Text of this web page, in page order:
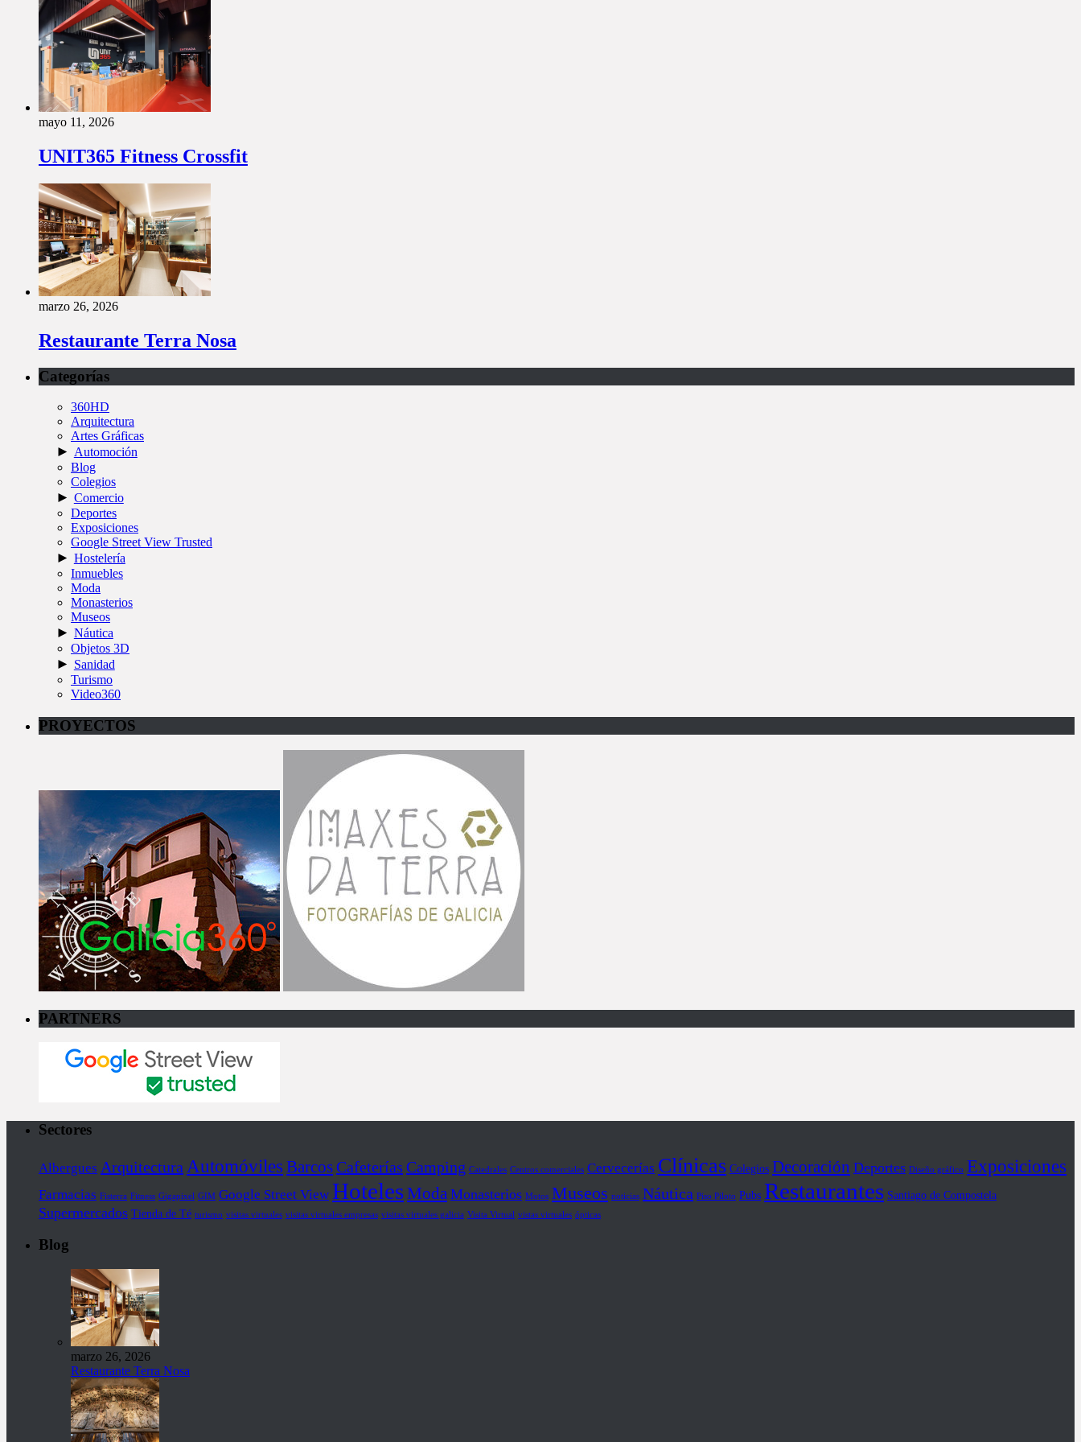
mayo 11, 2026
UNIT365 Fitness Crossfit
marzo 26, 2026
Restaurante Terra Nosa
Categorías
360HD
Arquitectura
Artes Gráficas
► Automoción
Blog
Colegios
► Comercio
Deportes
Exposiciones
Google Street View Trusted
► Hostelería
Inmuebles
Moda
Monasterios
Museos
► Náutica
Objetos 3D
► Sanidad
Turismo
Video360
PROYECTOS
PARTNERS
Sectores
Albergues Arquitectura Automóviles BarcosCafeterías Camping Catedrales Centros comerciales Cervecerías Clínicas Colegios Decoración Deportes Diseño gráfico Exposiciones
Farmacias Fisterra Fitness Gigapixel GIM Google Street View HotelesModa Monasterios Motos Museos noticias Náutica Piso Piloto Pubs Restaurantes Santiago de Compostela
Supermercados Tienda de Té turismo visitas virtuales visitas virtuales empresas visitas virtuales galicia Visita Virtual vistas virtuales ópticas
Blog
marzo 26, 2026
Restaurante Terra Nosa